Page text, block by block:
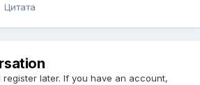
Цитата
later. If you have an account,